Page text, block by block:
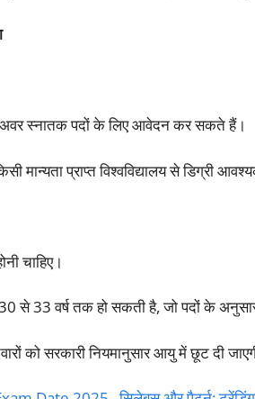
अवर स्नातक पदों के लिए आवेदन कर सकते हैं।
मान्यता प्राप्त विश्वविद्यालय से डिग्री
चाहिए।
से 33 वर्ष तक हो सकती है, जो पदों के अनुसार
को सरकारी नियमानुसार आयु में छूट दी